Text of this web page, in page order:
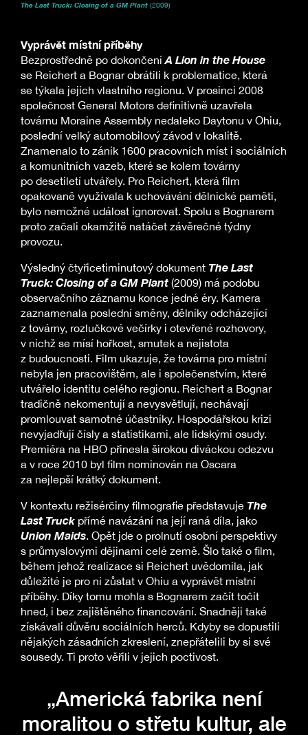
The Last Truck: Closing of a GM Plant (2009)
Vyprávět místní příběhy
Bezprostředně po dokončeníA Lion in the House
se Reichert a Bognar obrátili k problematice, která
se týkala jejich vlastního regionu. V prosinci 2008
společnost General Motors definitivně uzavřela
továrnu Moraine Assembly nedaleko Daytonu v Ohiu,
poslední velký automobilový závod v lokalitě.
Znamenalo to zánik 1600 pracovních míst i sociálních
a komunitních vazeb, které se kolem továrny
po desetiletí utvářely. Pro Reichert, která film
opakovaně využívala k uchovávání dělnické paměti,
bylo nemožné událost ignorovat. Spolu s Bognarem
proto začali okamžitě natáčet závěrečné týdny
provozu.
Výsledný čtyřicetiminutový dokument The Last
Truck: Closing of a GM Plant (2009) má podobu
observačního záznamu konce jedné éry. Kamera
zaznamenala poslední směny, dělníky odcházející
z továrny, rozlučkové večírky i otevřené rozhovory,
v nichž se mísí hořkost, smutek a nejistota
z budoucnosti. Film ukazuje, že továrna pro místní
nebyla jen pracovištěm, ale i společenstvím, které
utvářelo identitu celého regionu. Reichert a Bognar
tradičně nekomentují a nevysvětlují, nechávají
promlouvat samotné účastníky. Hospodářskou krizi
nevyjadřují čísly a statistikami, ale lidskými osudy.
Premiéra na HBO přinesla širokou diváckou odezvu
a v roce 2010 byl film nominován na Oscara
za nejlepší krátký dokument.
V kontextu režisérčiny filmografie představuje The
Last Truck přímé navázání na její raná díla, jako
Union Maids. Opět jde o prolnutí osobní perspektivy
s průmyslovými dějinami celé země. Šlo také o film,
během jehož realizace si Reichert uvědomila, jak
důležité je pro ni zůstat v Ohiu a vyprávět místní
příběhy. Díky tomu mohla s Bognarem začít točit
hned, i bez zajištěného financování. Snadněji také
získávali důvěru sociálních herců. Kdyby se dopustili
nějakých zásadních zkreslení, znepřátelili by si své
sousedy. Ti proto věřili v jejich poctivost.
„Americká fabrika není
moralitou o střetu kultur, ale